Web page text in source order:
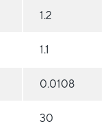
1.2
1.1
0.0108
30